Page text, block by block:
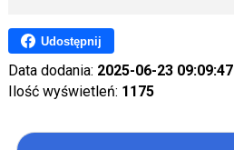
Udostępnij
Data dodania: 2025-06-23 09:09:47
Ilość wyświetleń: 1175